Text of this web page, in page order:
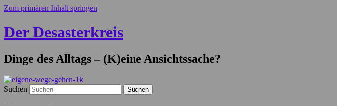
Zum primären Inhalt springen
Der Desasterkreis
Dinge des Alltags – (K)eine Ansichtssache?
Suchen